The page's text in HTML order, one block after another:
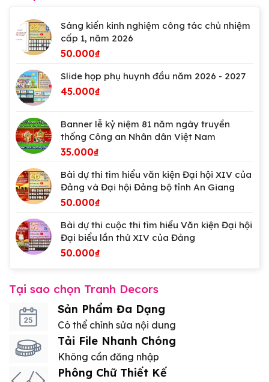
Sáng kiến kinh nghiệm công tác chủ nhiệm
cấp 1, năm 2026
50.000₫
Slide họp phụ huynh đầu năm 2026 - 2027
45.000₫
Banner lễ kỷ niệm 81 năm ngày truyền
thống Công an Nhân dân Việt Nam
35.000₫
Bài dự thi tìm hiểu văn kiện Đại hội XIV của
Đảng và Đại hội Đảng bộ tỉnh An Giang
50.000₫
Bài dự thi cuộc thi tìm hiểu Văn kiện Đại hội
Đại biểu lần thứ XIV của Đảng
50.000₫
Tại sao chọn Tranh Decors
Sản Phẩm Đa Dạng
Có thể chỉnh sửa nội dung
Tải File Nhanh Chóng
Không cần đăng nhập
Phông Chữ Thiết Kế